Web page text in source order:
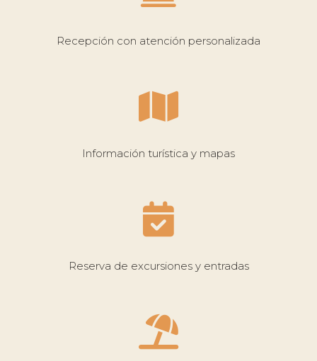
Recepción con atención personalizada
Información turística y mapas
Reserva de excursiones y entradas